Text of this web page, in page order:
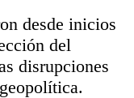
desde inicios
del
disrupciones